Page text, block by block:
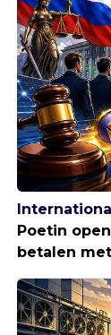
Poetin
betalen